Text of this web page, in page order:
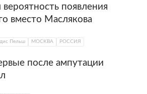
появления
вместо Маслякова
Пельш МОСКВА РОССИЯ
после ампутации